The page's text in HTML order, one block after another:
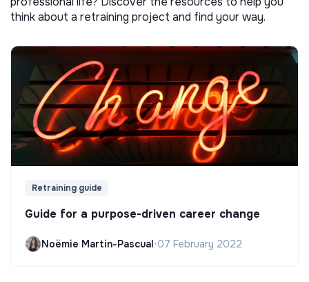
think about a retraining project and find your way.
Retraining guide
Guide for a purpose-driven career change
Noëmie Martin-Pascual•07 February 2022